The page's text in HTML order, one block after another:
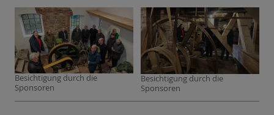
Besichtigung durch die
Sponsoren
Besichtigung durch die
Sponsoren